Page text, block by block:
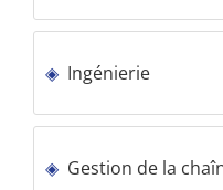
Ingénierie
Gestion de la